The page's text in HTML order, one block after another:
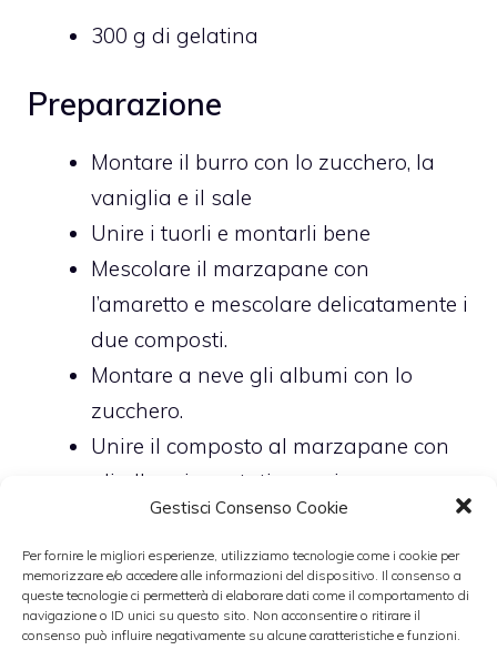
Gestisci Consenso Cookie
Per fornire le migliori esperienze, utilizziamo tecnologie come i cookie per
memorizzare e/o accedere alle informazioni del dispositivo. Il consenso a
queste tecnologie ci permetterà di elaborare dati come il comportamento di
navigazione o ID unici su questo sito. Non acconsentire o ritirare il
consenso può influire negativamente su alcune caratteristiche e funzioni.
300 g di gelatina
Preparazione
Montare il burro con lo zucchero, la
vaniglia e il sale
Unire i tuorli e montarli bene
Mescolare il marzapane con
l’amaretto e mescolare delicatamente i
due composti.
Montare a neve gli albumi con lo
zucchero.
Unire il composto al marzapane con
gli albumi montati e aggiungere
delicatamente le polveri setacciate.
Portare il forno al grill
Con una sac a poche versare un po’ di
impasto nell’anello da 20 cm. Fare